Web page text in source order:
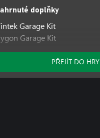
doplňky
Garage Kit
Garage Kit
Hex Pack
Garage Kit
PŘEJÍT DO HRY